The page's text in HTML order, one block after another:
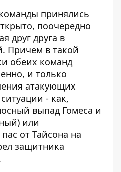
принялись
поочередно
друг друга в
Причем в такой
обеих команд
и только
атакующих
- как,
выпад Гомеса и
или
от Тайсона на
защитника